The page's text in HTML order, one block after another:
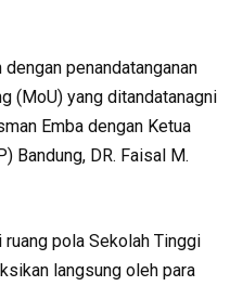
penandatanganan
(MoU) yang ditandatanagni
Emba dengan Ketua
Bandung, DR. Faisal M.
ruang pola Sekolah Tinggi
langsung oleh para